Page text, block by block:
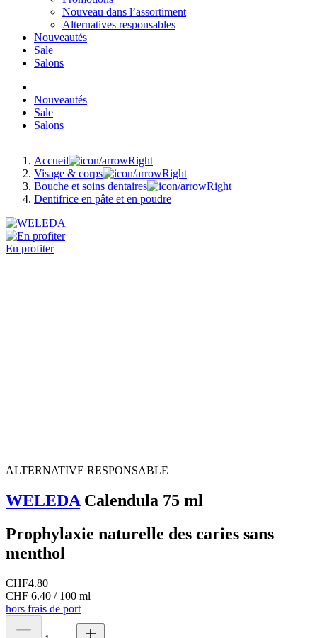
Nouveau dans l’assortiment
Alternatives responsables
Nouveautés
Sale
Salons
Nouveautés
Sale
Salons
Accueil
Visage & corps
Bouche et soins dentaires
Dentifrice en pâte et en poudre
En profiter
ALTERNATIVE RESPONSABLE
WELEDA Calendula 75 ml
Prophylaxie naturelle des caries sans
menthol
CHF4.80
CHF 6.40 / 100 ml
hors frais de port